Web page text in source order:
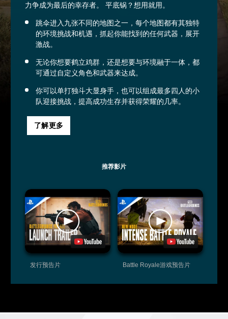
力争成为最后的幸存者。 平底锅？想用就用。
跳伞进入九张不同的地图之一，每个地图都有其独特
的环境挑战和机遇，抓起你能找到的任何武器，展开
激战。
无论你想要鹤立鸡群，还是想要与环境融于一体，都
可通过自定义角色和武器来达成。
你可以单打独斗大显身手，也可以组成最多四人的小
队迎接挑战，提高成功生存并获得荣耀的几率。
了解更多
推荐影片
发行预告片 Battle Royale游戏预告片